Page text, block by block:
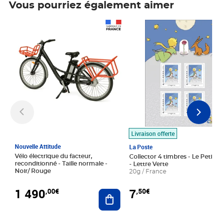
Vous pourriez également aimer
Nouvelle Attitude
Vélo électrique du facteur,
reconditionné - Taille normale -
Noir/ Rouge
1 490,00€ Ajouter au panier
Livraison offerte
La Poste
Collector 4 timbres - Le Petit
- Lettre Verte
20g / France
7,50€
Prix 7,50€